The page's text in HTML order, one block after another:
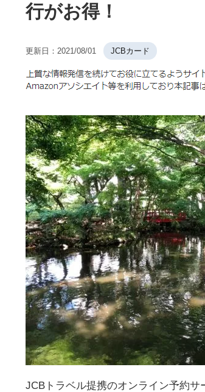
行がお得！
更新日： 2021/08/01 JCBカード
JCBトラベル提携のオンライン予約